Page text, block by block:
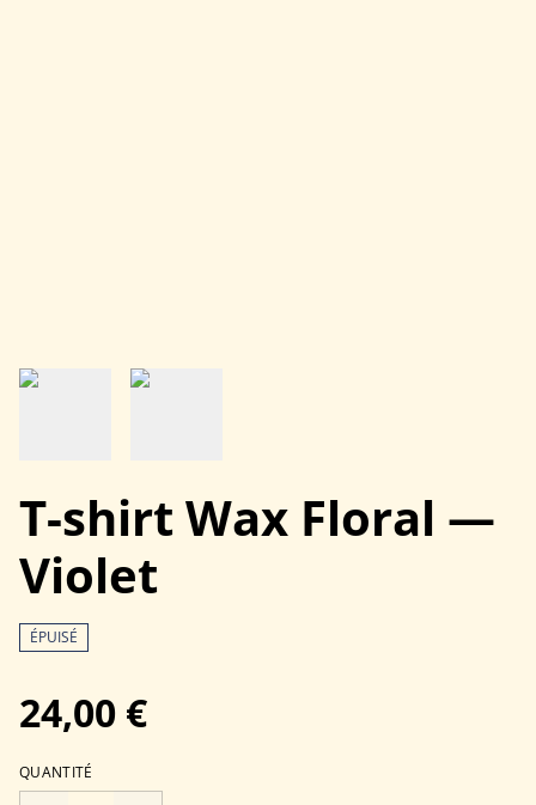
T-shirt Wax Floral —
Violet
ÉPUISÉ
24,00 €
QUANTITÉ